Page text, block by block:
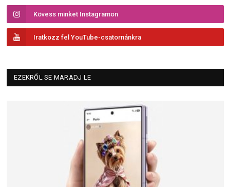
Kövess minket Instagramon
Iratkozz fel YouTube-csatornánkra
EZEKRŐL SE MARADJ LE